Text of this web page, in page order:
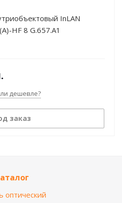
InLAN
HF 8 G.657.A1
дешевле?
заказ
оптический